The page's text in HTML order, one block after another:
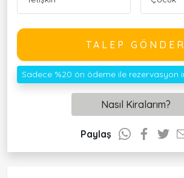
TALEP GÖNDER
Sadece %20 ön ödeme ile rezervasyon
Nasıl Kiralarım?
Paylaş